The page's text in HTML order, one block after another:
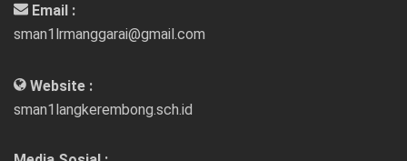
Email :
sman1lrmanggarai@gmail.com
Website :
sman1langkerembong.sch.id